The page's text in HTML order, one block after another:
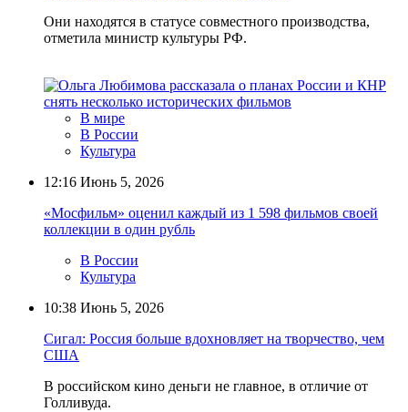
Они находятся в статусе совместного производства,
отметила министр культуры РФ.
В мире
В России
Культура
12:16 Июнь 5, 2026
«Мосфильм» оценил каждый из 1 598 фильмов своей
коллекции в один рубль
В России
Культура
10:38 Июнь 5, 2026
Сигал: Россия больше вдохновляет на творчество, чем
США
В российском кино деньги не главное, в отличие от
Голливуда.